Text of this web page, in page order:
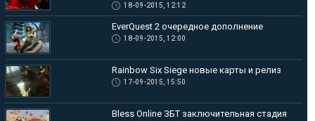
18-09-2015, 12:12
EverQuest 2 очередное дополнение
18-09-2015, 12:00
Rainbow Six Siege новые карты и релиз
17-09-2015, 15:50
Bless Online ЗБТ заключительная стадия